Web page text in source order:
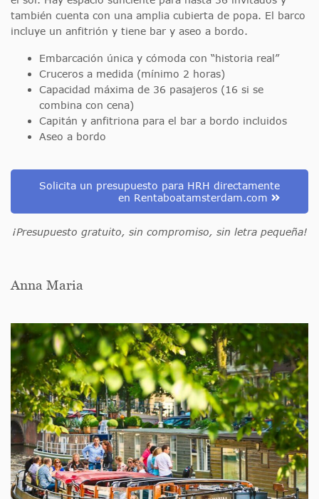
también cuenta con una amplia cubierta de popa. El barco
incluye un anfitrión y tiene bar y aseo a bordo.
Embarcación única y cómoda con “historia real”
Cruceros a medida (mínimo 2 horas)
Capacidad máxima de 36 pasajeros (16 si se
combina con cena)
Capitán y anfitriona para el bar a bordo incluidos
Aseo a bordo
Solicita un presupuesto para HRH directamente
en Rentaboatamsterdam.com
¡Presupuesto gratuito, sin compromiso, sin letra pequeña!
Anna Maria